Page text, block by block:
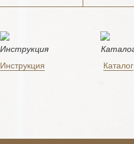
Инструкция Каталог